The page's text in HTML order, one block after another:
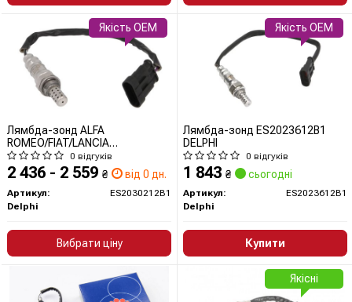
Лямбда-зонд ALFA
ROMEO/FIAT/LANCIA
147/166/Doblo/Punto/Delta/Musa/Ypsylon
"1,2-3,2L "98>>
0 відгуків
2 436 - 2 559 ₴ від 0 дн.
Артикул:
ES2030212B1
Delphi
Вибрати ціну
Якість OEM
Лямбда-зонд ES2023612B1
DELPHI
0 відгуків
1 843 ₴ сьогодні
Артикул:
ES2023612B1
Delphi
Купити
Якість OEM
Якісні